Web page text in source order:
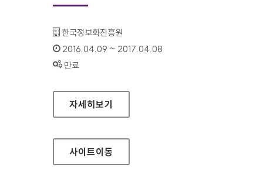
기관명 :
한국정보화진흥원
인증기간 :
2016.04.09 ~ 2017.04.08
상태 :
만료
웹접근성연구소 홈페이지
자세히보기
사이트이동